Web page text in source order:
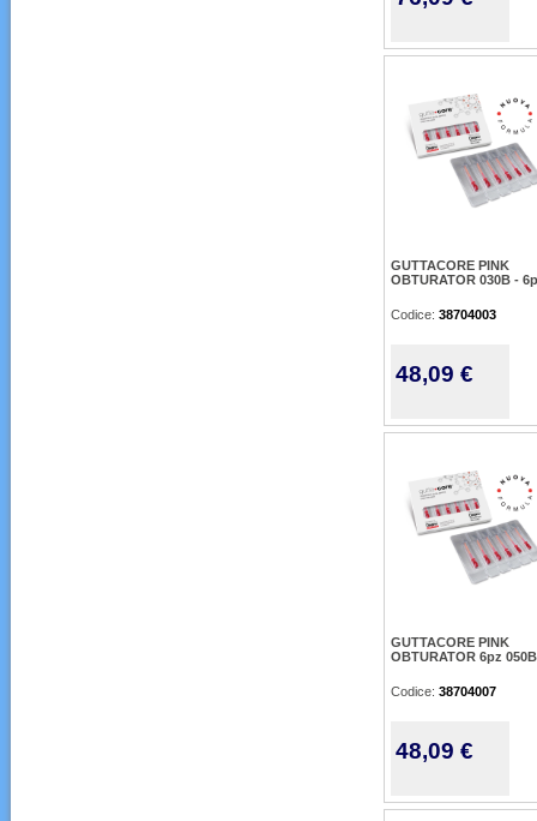
GUTTACORE PINK
OBTURATOR 030B -
Codice: 38704003
48,09 €
GUTTACORE PINK
OBTURATOR 6pz 050B
Codice: 38704007
48,09 €